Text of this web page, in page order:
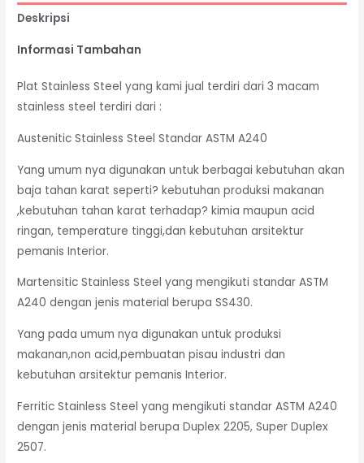
Deskripsi
Informasi Tambahan
Plat Stainless Steel yang kami jual terdiri dari 3 macam
stainless steel terdiri dari :
Austenitic Stainless Steel Standar ASTM A240
Yang umum nya digunakan untuk berbagai kebutuhan akan
baja tahan karat seperti? kebutuhan produksi makanan
,kebutuhan tahan karat terhadap? kimia maupun acid
ringan, temperature tinggi,dan kebutuhan arsitektur
pemanis Interior.
Martensitic Stainless Steel yang mengikuti standar ASTM
A240 dengan jenis material berupa SS430.
Yang pada umum nya digunakan untuk produksi
makanan,non acid,pembuatan pisau industri dan
kebutuhan arsitektur pemanis Interior.
Ferritic Stainless Steel yang mengikuti standar ASTM A240
dengan jenis material berupa Duplex 2205, Super Duplex
2507.